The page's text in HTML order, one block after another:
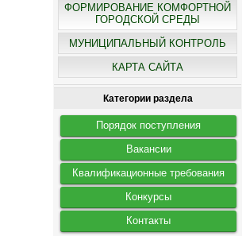
ФОРМИРОВАНИЕ КОМФОРТНОЙ
ГОРОДСКОЙ СРЕДЫ
МУНИЦИПАЛЬНЫЙ КОНТРОЛЬ
КАРТА САЙТА
Категории раздела
Порядок поступления
Вакансии
Квалификационные требования
Конкурсы
Контакты